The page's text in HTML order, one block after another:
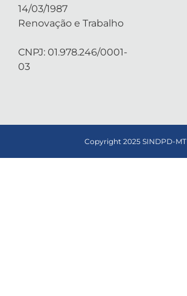
14/03/1987
Renovação e Trabalho
CNPJ: 01.978.246/0001-
03
Copyright 2025 SINDPD-MT